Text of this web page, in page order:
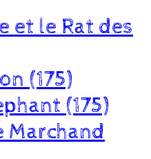
et le Rat des
(175)
(175)
Marchand